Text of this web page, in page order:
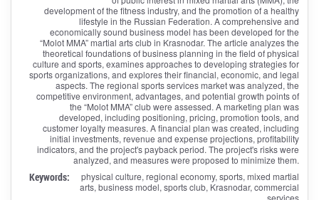
development of the fitness industry, and the promotion of a healthy
lifestyle in the Russian Federation. A comprehensive and
economically sound business model has been developed for the
“Molot MMA” martial arts club in Krasnodar. The article analyzes the
theoretical foundations of business planning in the field of physical
culture and sports, examines approaches to developing strategies for
sports organizations, and explores their financial, economic, and legal
aspects. The regional sports services market was analyzed, the
competitive environment, advantages, and potential growth points of
the “Molot MMA” club were assessed. A marketing plan was
developed, including positioning, pricing, promotion tools, and
customer loyalty measures. A financial plan was created, including
initial investments, revenue and expense projections, profitability
indicators, and the project's payback period. The project's risks were
analyzed, and measures were proposed to minimize them.
Keywords:
physical culture, regional economy, sports, mixed martial
arts, business model, sports club, Krasnodar, commercial
services